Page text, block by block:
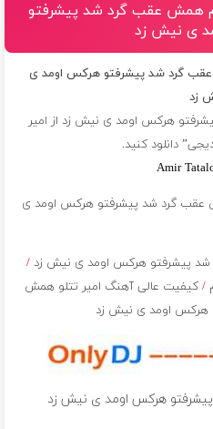
همش عقب گرد شد پیشرفتو
ی نیش زد
عقب گرد شد پیشرفتو هرکس اومد ی
زد
هرکس اومد ی نیش زد از امیر
دانلود کنید.
Amir
پیشرفتو هرکس اومد ی نیش زد/
/ کیفیت عالی آهنگ امیر تتلو همش
هرکس اومد ی نیش زد
هرکس اومد ی نیش زد